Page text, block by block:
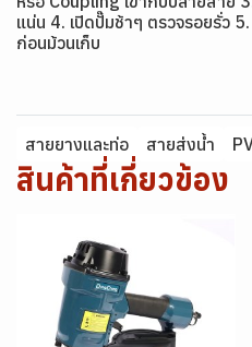
แน่น 4. เปิดปั๊มช้าๆ ตรวจรอยรั่ว
ก่อนม้วนเก็บ
สายยางและท่อ สายส่งน้ำ
สินค้าที่เกี่ยวข้อง